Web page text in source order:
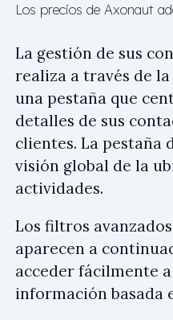
Los precios de Axonaut
La gestión de sus
realiza a través de
una pestaña que
detalles de sus
clientes. La pestaña
visión global de la
actividades.
Los filtros
aparecen a
acceder fácilmente
información basada